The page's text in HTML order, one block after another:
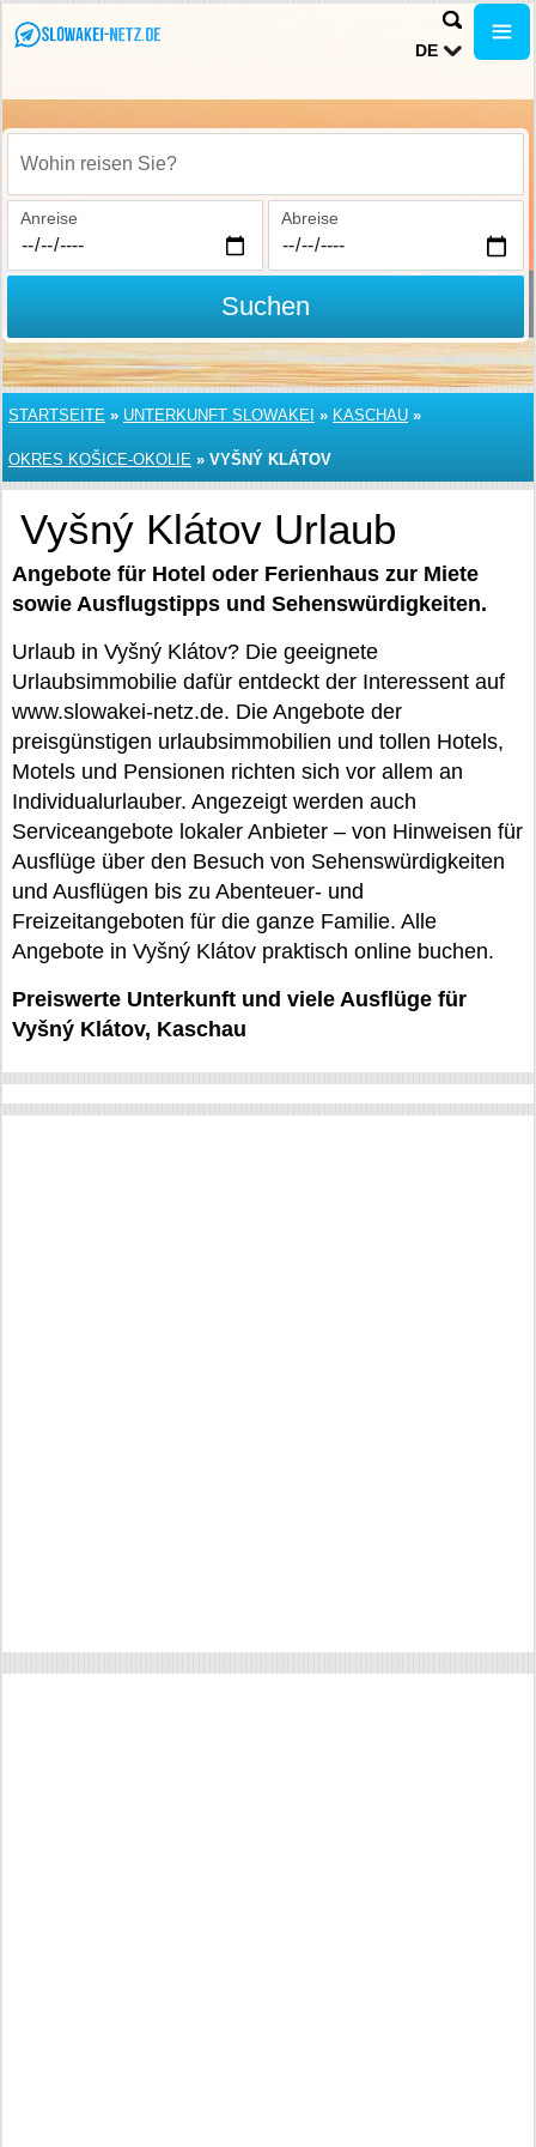
DE
Wohin reisen Sie?
Anreise Abreise
Suchen
STARTSEITE » UNTERKUNFT SLOWAKEI » KASCHAU »
OKRES KOŠICE-OKOLIE » VYŠNÝ KLÁTOV
Vyšný Klátov Urlaub
Angebote für Hotel oder Ferienhaus zur Miete
sowie Ausflugstipps und Sehenswürdigkeiten.
Urlaub in Vyšný Klátov? Die geeignete
Urlaubsimmobilie dafür entdeckt der Interessent auf
www.slowakei-netz.de. Die Angebote der
preisgünstigen urlaubsimmobilien und tollen Hotels,
Motels und Pensionen richten sich vor allem an
Individualurlauber. Angezeigt werden auch
Serviceangebote lokaler Anbieter – von Hinweisen für
Ausflüge über den Besuch von Sehenswürdigkeiten
und Ausflügen bis zu Abenteuer- und
Freizeitangeboten für die ganze Familie. Alle
Angebote in Vyšný Klátov praktisch online buchen.
Preiswerte Unterkunft und viele Ausflüge für
Vyšný Klátov, Kaschau